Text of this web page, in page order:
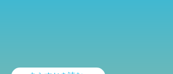
加わり、コーキに急接近を始める。少し
、挫折や別れ、病気や大切な人の喪失...
「歩行祭」。それは全校生徒が夜を徹し
拾ってくれませんか？ 咬みません。躾の
やだ。けっこういい男」――ある日、道
リート課長・坂戸を“パワハラ”で社内委
係長・八角だった―。いったい、坂戸と八
サート、灯火管制下の結婚式、未知のカ